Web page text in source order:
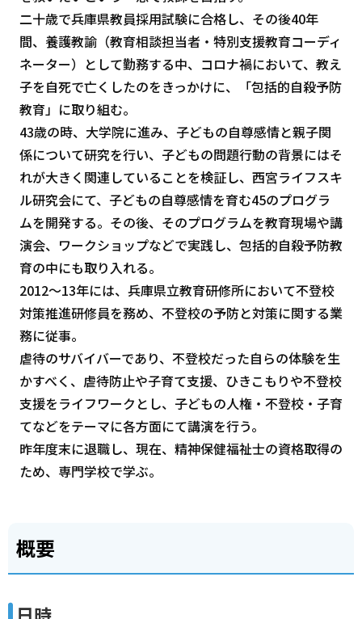
二十歳で兵庫県教員採用試験に合格し、その後40年
間、養護教諭（教育相談担当者・特別支援教育コーディ
ネーター）として勤務する中、コロナ禍において、教え
子を自死で亡くしたのをきっかけに、「包括的自殺予防
教育」に取り組む。
43歳の時、大学院に進み、子どもの自尊感情と親子関
係について研究を行い、子どもの問題行動の背景にはそ
れが大きく関連していることを検証し、西宮ライフスキ
ル研究会にて、子どもの自尊感情を育む45のプログラ
ムを開発する。その後、そのプログラムを教育現場や講
演会、ワークショップなどで実践し、包括的自殺予防教
育の中にも取り入れる。
2012～13年には、兵庫県立教育研修所において不登校
対策推進研修員を務め、不登校の予防と対策に関する業
務に従事。
虐待のサバイバーであり、不登校だった自らの体験を生
かすべく、虐待防止や子育て支援、ひきこもりや不登校
支援をライフワークとし、子どもの人権・不登校・子育
てなどをテーマに各方面にて講演を行う。
昨年度末に退職し、現在、精神保健福祉士の資格取得の
ため、専門学校で学ぶ。
概要
日時